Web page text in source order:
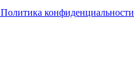
Политика конфиденциальности